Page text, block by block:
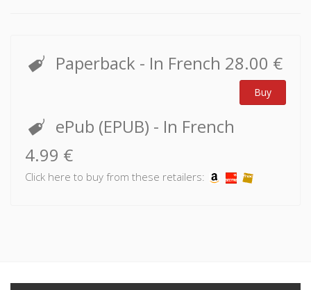
Paperback - In French 28.00 €
Buy
ePub (EPUB) - In French
4.99 €
Click here to buy from these retailers: